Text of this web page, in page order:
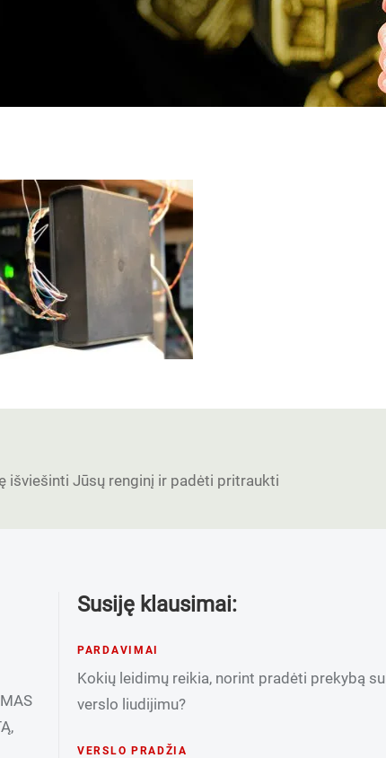
išviešinti Jūsų renginį ir padėti pritraukti
Susiję klausimai:
PARDAVIMAI
Kokių leidimų reikia, norint pradėti prekybą su
verslo liudijimu?
VERSLO PRADŽIA